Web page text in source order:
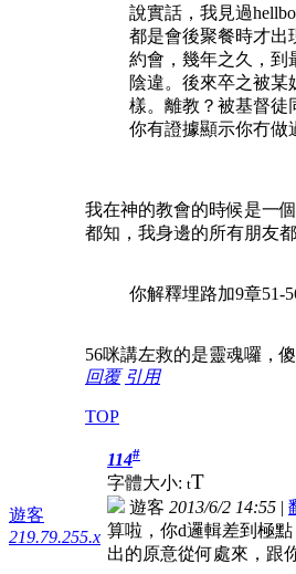
說實話，我見過
都是會後聚餐時才出
約會，幾年之久，到
陰違。後來卒之被
樣。離教？被基督徒
你有證據顯示你冇做
我在神的教會的時候是一
都知，我身邊的所有朋友
你解釋埋路加9章51-
56咪講左救的是靈魂囉，傻
回覆 引用
TOP
遊客
219.79.255.x
114#
字體大小: tT
遊客 2013/6/2 14:55 |
算啦，你d邏輯差到極
出的原意從何處來，跟